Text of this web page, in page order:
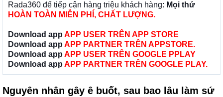
Rada360 để tiếp cận hàng triệu khách hàng: Mọi thứ
HOÀN TOÀN MIỄN PHÍ, CHẤT LƯỢNG.
Download app APP USER TRÊN APP STORE
Download app APP PARTNER TRÊN APPSTORE.
Download app APP USER TRÊN GOOGLE PPLAY
Download app APP PARTNER TRÊN GOOGLE PLAY.
Nguyên nhân gây ê buốt, sau bao lâu làm sứ